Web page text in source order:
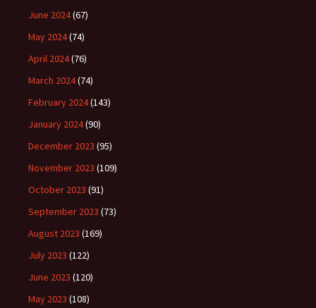
June 2024(67)
May 2024(74)
April 2024(76)
March 2024(74)
February 2024(143)
January 2024(90)
December 2023 (95)
November 2023 (109)
October 2023 (91)
September 2023 (73)
August 2023 (169)
July 2023 (122)
June 2023 (120)
May 2023 (108)